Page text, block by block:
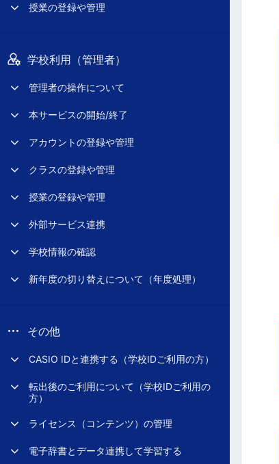
授業の登録や管理
学校利用（管理者）
管理者の操作について
本サービスの開始/終了
アカウントの登録や管理
クラスの登録や管理
授業の登録や管理
外部サービス連携
学校情報の確認
新年度の切り替えについて（年度処理）
その他
CASIO IDと連携する（学校IDご利用の方）
転出後のご利用について（学校IDご利用の
方）
ライセンス（コンテンツ）の管理
電子辞書とデータ連携して学習する